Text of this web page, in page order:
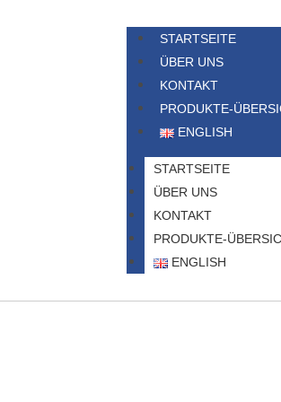
STARTSEITE
ÜBER UNS
KONTAKT
PRODUKTE-
ENGLISH
STARTSEITE
ÜBER UNS
KONTAKT
PRODUKTE-
ENGLISH